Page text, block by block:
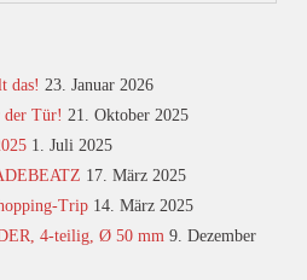
das! 23. Januar 2026
der Tür! 21. Oktober 2025
1. Juli 2025
17. März 2025
Trip 14. März 2025
4-teilig, Ø 50 mm 9. Dezember